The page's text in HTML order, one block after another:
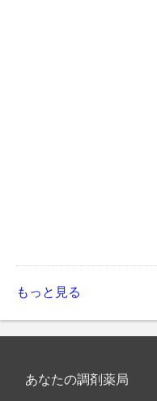
もっと見る
あなたの調剤薬局